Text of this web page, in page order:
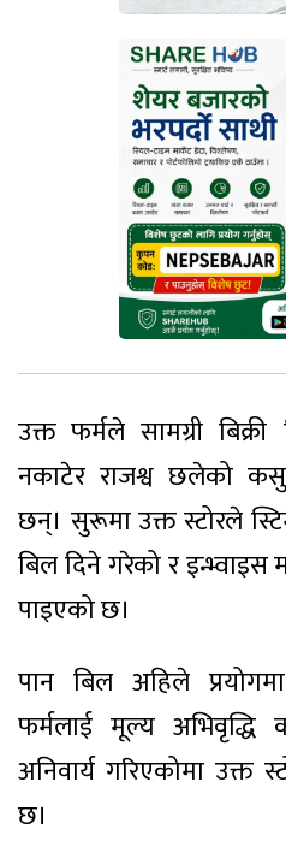
उक्त फर्मले सामग्री
नकाटेर राजश्व छलेको
छन्। सुरूमा उक्त स्टोरले
बिल दिने गरेको र इन्भ्वाइस
पाइएको छ।
पान बिल अहिले
फर्मलाई मूल्य
अनिवार्य गरिएकोमा उक्त
छ।